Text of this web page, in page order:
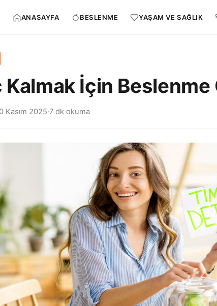
ANASAYFA BESLENME YAŞAM VE SAĞLIK
Kalmak İçin
Kasım 2025·7 dk okuma